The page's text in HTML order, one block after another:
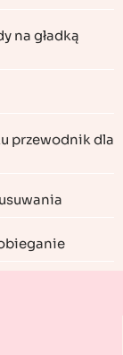
na gładką
przewodnik dla